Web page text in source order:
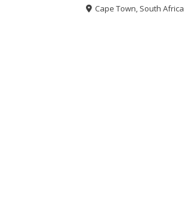
Cape Town, South Africa